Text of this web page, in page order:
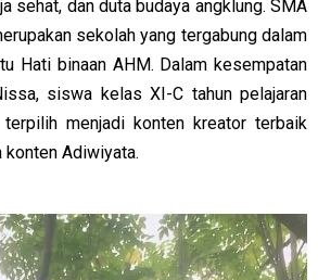
sehat, dan duta budaya angklung. SMA
sekolah yang tergabung dalam
Hati binaan AHM. Dalam kesempatan
siswa kelas XI-C tahun pelajaran
menjadi konten kreator terbaik
konten Adiwiyata.